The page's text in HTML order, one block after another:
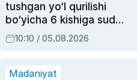
tushgan yo‘l qurilishi
bo‘yicha 6 kishiga sud
hukmi o‘qildi
10:10 / 05.08.2026
Madaniyat